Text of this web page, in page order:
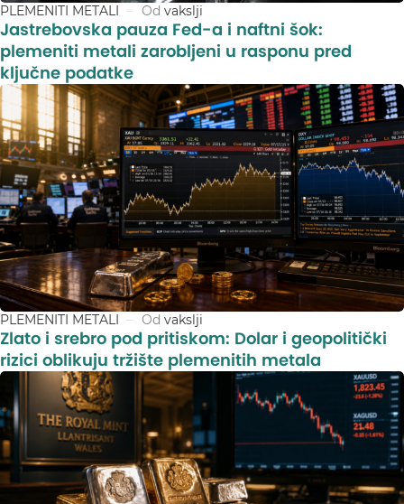
PLEMENITI METALI Od vakslji
Jastrebovska pauza Fed-a i naftni šok:
plemeniti metali zarobljeni u rasponu pred
ključne podatke
PLEMENITI METALI Od vakslji
Zlato i srebro pod pritiskom: Dolar i geopolitički
rizici oblikuju tržište plemenitih metala